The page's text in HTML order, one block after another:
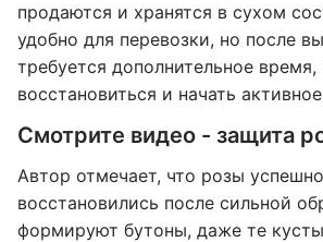
продаются и хранятся в сухом
удобно для перевозки, но после
требуется дополнительное время,
восстановиться и начать
Смотрите видео - защита
Автор отмечает, что розы успешно
восстановились после сильной
формируют бутоны, даже те